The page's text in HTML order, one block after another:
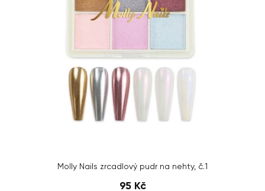
Molly Nails zrcadlový pudr na nehty, č.1
95 Kč